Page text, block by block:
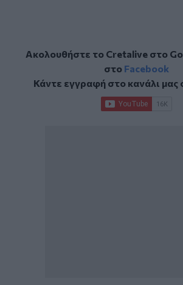
Ακολουθήστε το Cretalive στο
στο Facebook
Κάντε εγγραφή στο κανάλι μας